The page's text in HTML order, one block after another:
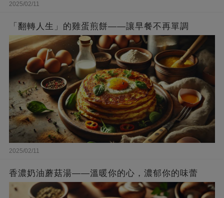
2025/02/11
「翻轉人生」的雞蛋煎餅——讓早餐不再單調
2025/02/11
香濃奶油蘑菇湯——溫暖你的心，濃郁你的味蕾